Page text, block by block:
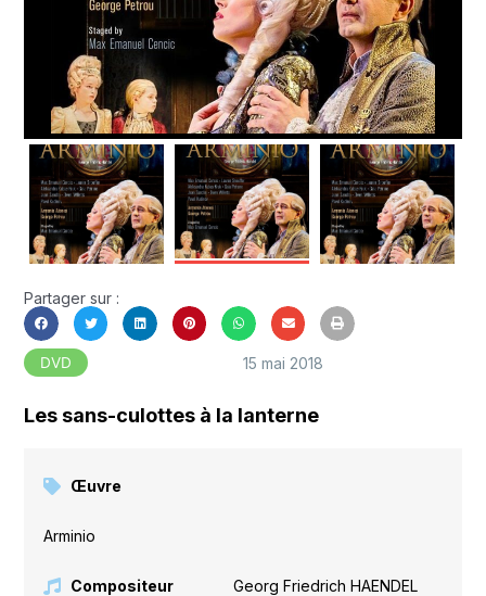
Partager sur :
DVD 15 mai 2018
Les sans-culottes à la lanterne
Œuvre
Arminio
Compositeur Georg Friedrich HAENDEL